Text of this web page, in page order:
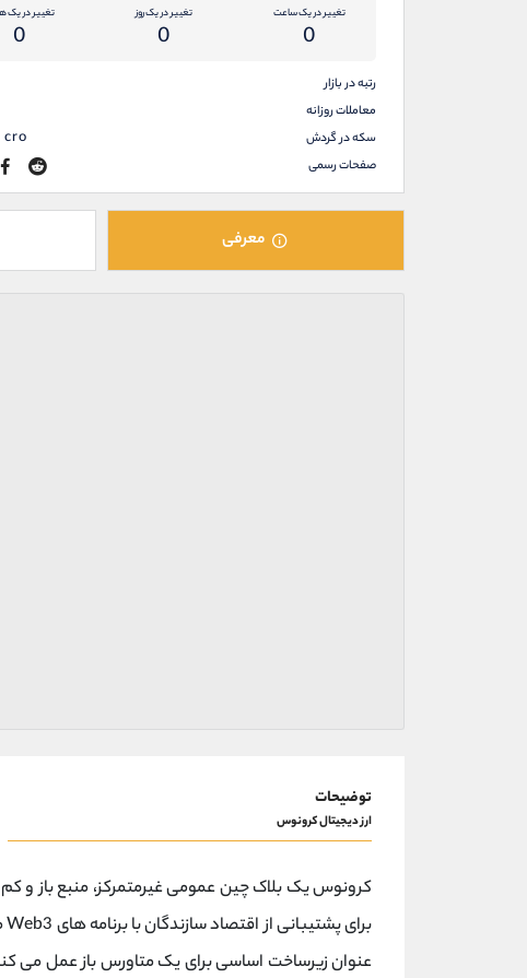
تغییر در یک ساعت
0
تغییر در یک روز
0
تغییر در یک
0
رتبه در بازار
معاملات روزانه
سکه در گردش cro
صفحات رسمی
معرفی
توضیحات
ارز دیجیتال کرونوس